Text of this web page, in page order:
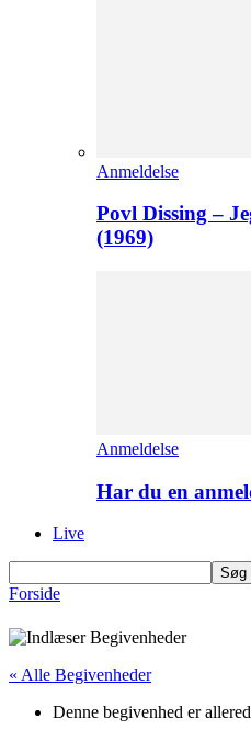
Anmeldelse
Povl Dissing –
(1969)
Anmeldelse
Har du en
Live
Forside
« Alle Begivenheder
Denne begivenhed er